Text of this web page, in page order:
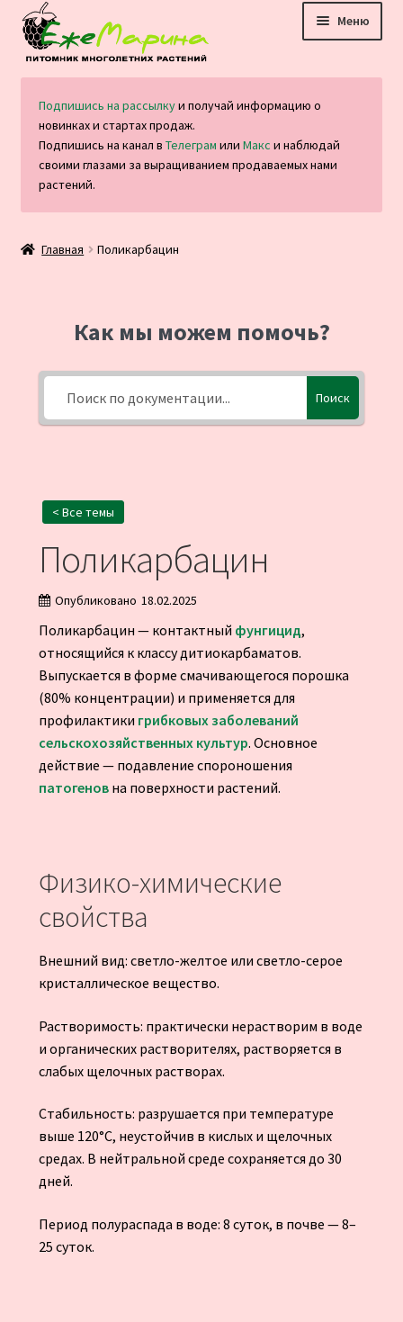
Перейти
к
навигации
Перейти
к
содержимому
Меню
Каталог
Оплата и доставка
Контакты
Подпишись на рассылкуи получай информацию о
новинках и стартах продаж.
Подпишись на канал в Телеграм или Макс и наблюдай
своими глазами за выращиванием продаваемых нами
растений.
Главная Поликарбацин
Как мы можем помочь?
Поиск
< Все темы
Поликарбацин
Опубликовано 18.02.2025
Поликарбацин — контактный фунгицид,
относящийся к классу дитиокарбаматов.
Выпускается в форме смачивающегося порошка
(80% концентрации) и применяется для
профилактики грибковых заболеваний
сельскохозяйственных культур. Основное
действие — подавление спороношения
патогеновна поверхности растений.
Физико-химические
свойства
Внешний вид: светло-желтое или светло-серое
кристаллическое вещество.
Растворимость: практически нерастворим в воде
и органических растворителях, растворяется в
слабых щелочных растворах.
Стабильность: разрушается при температуре
выше 120°C, неустойчив в кислых и щелочных
средах. В нейтральной среде сохраняется до 30
дней.
Период полураспада в воде: 8 суток, в почве — 8–
25 суток.